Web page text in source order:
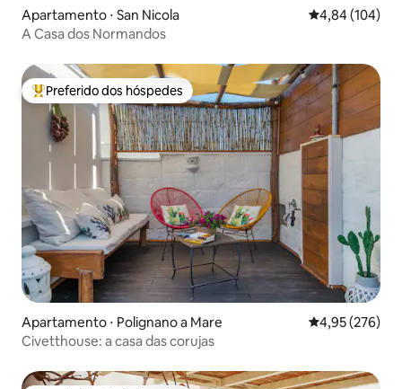
Apartamento ⋅ San Nicola 4,84 de uma
4,84 (104)
A Casa dos Normandos
Entre os melhores preferidos dos hóspedes
Preferido dos hóspedes
Apartamento ⋅ Polignano a Mare 4,95 de uma
4,95 (276)
Civetthouse: a casa das corujas